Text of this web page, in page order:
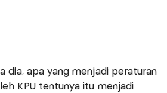
dia, apa yang menjadi peraturan
KPU tentunya itu menjadi